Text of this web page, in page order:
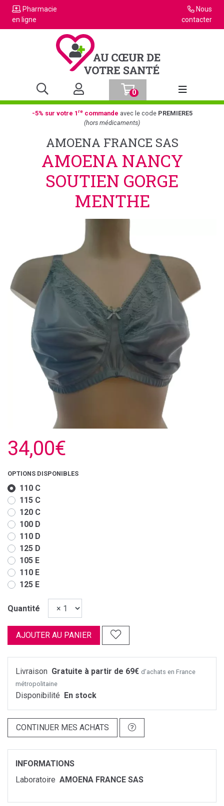
Pharmacie
en ligne
Nous
contacter
0
Afficher la
-5% sur votre 1recommande avec le code PREMIERE5
(hors médicaments)
AMOENA FRANCE SAS
AMOENA NANCY
SOUTIEN GORGE
MENTHE
34,00€
OPTIONS DISPONIBLES
110 C
115 C
120 C
100 D
110 D
125 D
105 E
110 E
125 E
Quantité
AJOUTER AU PANIER
Livraison Gratuite à partir de 69€ d’achats en France
métropolitaine
Disponibilité En stock
CONTINUER MES ACHATS
INFORMATIONS
Laboratoire AMOENA FRANCE SAS